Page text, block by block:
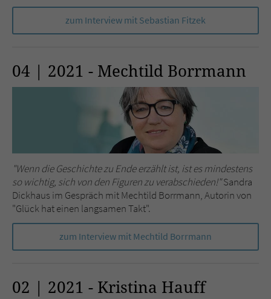
zum Interview mit Sebastian Fitzek
04 | 2021 - Mechtild Borrmann
"Wenn die Geschichte zu Ende erzählt ist, ist es mindestens
so wichtig, sich von den Figuren zu verabschieden!"Sandra
Dickhaus im Gespräch mit Mechtild Borrmann, Autorin von
"Glück hat einen langsamen Takt".
zum Interview mit Mechtild Borrmann
02 | 2021 - Kristina Hauff